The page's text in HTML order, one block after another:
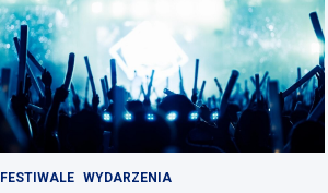
FESTIWALE WYDARZENIA